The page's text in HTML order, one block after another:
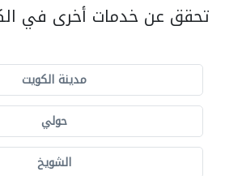
تحقق عن خدمات أخرى في
مدينة الكويت
حولي
الشويخ